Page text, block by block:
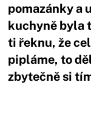
pomazánky a
kuchyně byla
ti řeknu, že
pipláme, to
zbytečně si